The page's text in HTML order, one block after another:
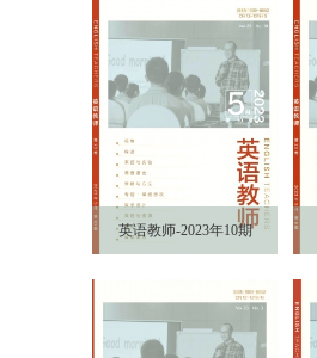
英语教师-2023年10期